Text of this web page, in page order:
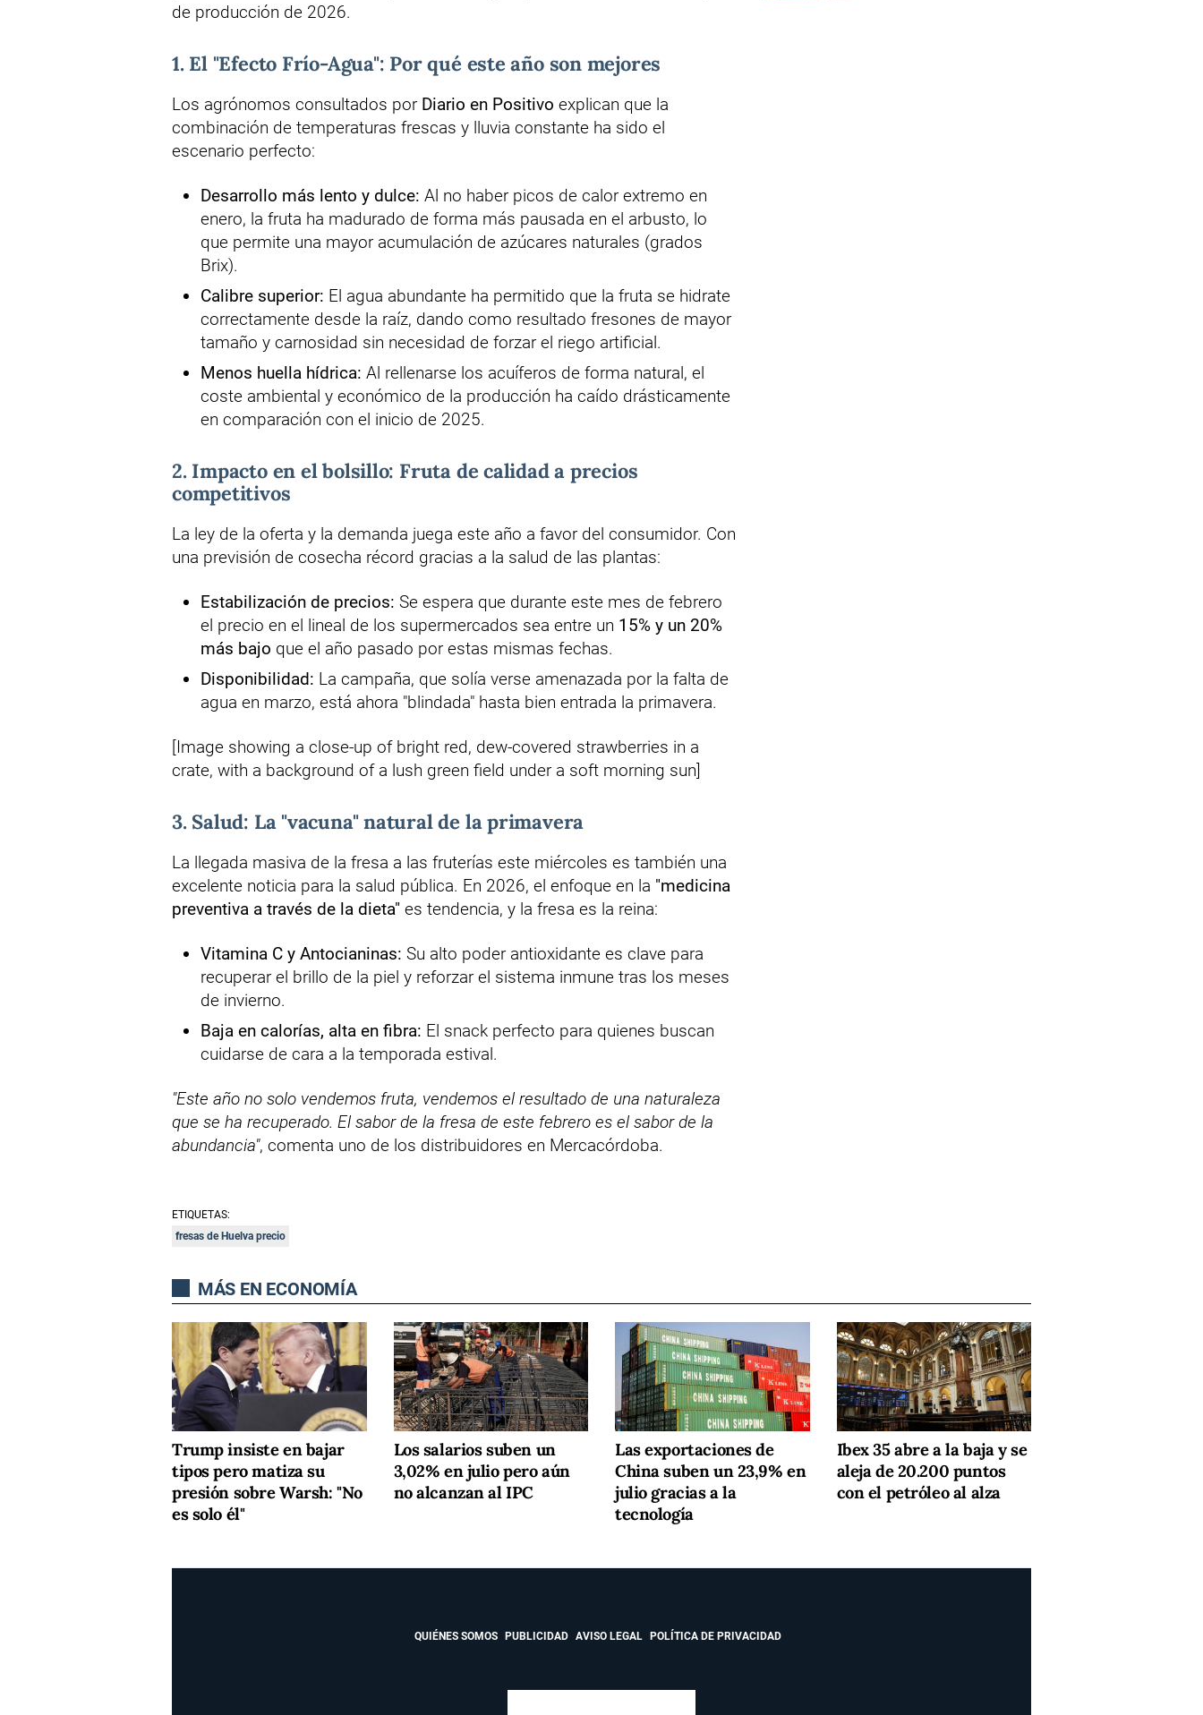
de producción de 2026.
1. El "Efecto Frío-Agua": Por qué este año son mejores
Los agrónomos consultados por Diario en Positivo explican que la
combinación de temperaturas frescas y lluvia constante ha sido el
escenario perfecto:
Desarrollo más lento y dulce: Al no haber picos de calor extremo en
enero, la fruta ha madurado de forma más pausada en el arbusto, lo
que permite una mayor acumulación de azúcares naturales (grados
Brix).
Calibre superior: El agua abundante ha permitido que la fruta se hidrate
correctamente desde la raíz, dando como resultado fresones de mayor
tamaño y carnosidad sin necesidad de forzar el riego artificial.
Menos huella hídrica: Al rellenarse los acuíferos de forma natural, el
coste ambiental y económico de la producción ha caído drásticamente
en comparación con el inicio de 2025.
2. Impacto en el bolsillo: Fruta de calidad a precios
competitivos
La ley de la oferta y la demanda juega este año a favor del consumidor. Con
una previsión de cosecha récord gracias a la salud de las plantas:
Estabilización de precios: Se espera que durante este mes de febrero
el precio en el lineal de los supermercados sea entre un 15% y un 20%
más bajo que el año pasado por estas mismas fechas.
Disponibilidad: La campaña, que solía verse amenazada por la falta de
agua en marzo, está ahora "blindada" hasta bien entrada la primavera.
[Image showing a close-up of bright red, dew-covered strawberries in a
crate, with a background of a lush green field under a soft morning sun]
3. Salud: La "vacuna" natural de la primavera
La llegada masiva de la fresa a las fruterías este miércoles es también una
excelente noticia para la salud pública. En 2026, el enfoque en la "medicina
preventiva a través de la dieta" es tendencia, y la fresa es la reina:
Vitamina C y Antocianinas: Su alto poder antioxidante es clave para
recuperar el brillo de la piel y reforzar el sistema inmune tras los meses
de invierno.
Baja en calorías, alta en fibra: El snack perfecto para quienes buscan
cuidarse de cara a la temporada estival.
"Este año no solo vendemos fruta, vendemos el resultado de una naturaleza
que se ha recuperado. El sabor de la fresa de este febrero es el sabor de la
abundancia", comenta uno de los distribuidores en Mercacórdoba.
ETIQUETAS:
fresas de Huelva precio
MÁS EN ECONOMÍA
Trump insiste en bajar
tipos pero matiza su
presión sobre Warsh: "No
es solo él"
Los salarios suben un
3,02% en julio pero aún
no alcanzan al IPC
Las exportaciones de
China suben un 23,9% en
julio gracias a la
tecnología
Ibex 35 abre a la baja y se
aleja de 20.200 puntos
con el petróleo al alza
QUIÉNES SOMOS PUBLICIDAD AVISO LEGAL POLÍTICA DE PRIVACIDAD